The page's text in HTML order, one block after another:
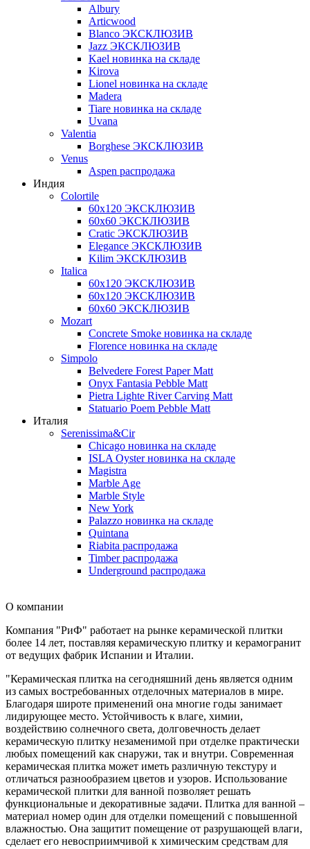
Albury
Articwood
Blanco ЭКСКЛЮЗИВ
Jazz ЭКСКЛЮЗИВ
Kael новинка на складе
Kirova
Lionel новинка на складе
Madera
Tiare новинка на складе
Uvana
Valentia
Borghese ЭКСКЛЮЗИВ
Venus
Aspen распродажа
Индия
Colortile
60х120 ЭКСКЛЮЗИВ
60х60 ЭКСКЛЮЗИВ
Cratic ЭКСКЛЮЗИВ
Elegance ЭКСКЛЮЗИВ
Kilim ЭКСКЛЮЗИВ
Italica
60х120 ЭКСКЛЮЗИВ
60х120 ЭКСКЛЮЗИВ
60х60 ЭКСКЛЮЗИВ
Mozart
Concrete Smoke новинка на складе
Florence новинка на складе
Simpolo
Belvedere Forest Paper Matt
Onyx Fantasia Pebble Matt
Pietra Lighte River Carving Matt
Statuario Poem Pebble Matt
Италия
Serenissima&Cir
Chicago новинка на складе
ISLA Oyster новинка на складе
Magistra
Marble Age
Marble Style
New York
Palazzo новинка на складе
Quintana
Riabita распродажа
Timber распродажа
Underground распродажа
О компании
Компания "РиФ" работает на рынке керамической плитки
более 14 лет, поставляя керамическую плитку и керамогранит
от ведущих фабрик Испании и Италии.
"Керамическая плитка на сегодняшний день является одним
из самых востребованных отделочных материалов в мире.
Благодаря широте применений она многие годы занимает
лидирующее место. Устойчивость к влаге, химии,
воздействию солнечного света, долговечность делает
керамическую плитку незаменимой при отделке практически
любых помещений как снаружи, так и внутри. Современная
керамическая плитка может иметь различную текстуру и
отличаться разнообразием цветов и узоров. Использование
керамической плитки для ванной позволяет решать
функциональные и декоративные задачи. Плитка для ванной –
материал номер один для отделки помещений с повышенной
влажностью. Она защитит помещение от разрушающей влаги,
сделает его невосприимчивой к химическим средствам для